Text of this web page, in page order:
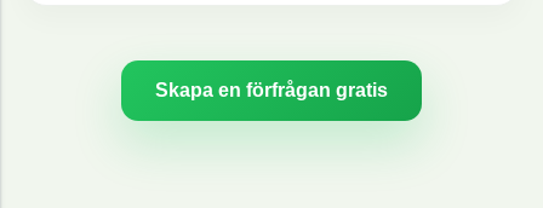
Skapa en förfrågan gratis